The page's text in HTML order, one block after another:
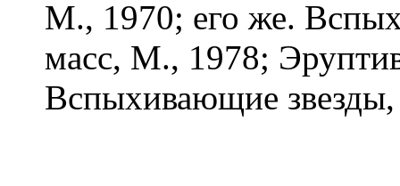
М., 1970; его же.
масс, М., 1978;
Вспыхивающие